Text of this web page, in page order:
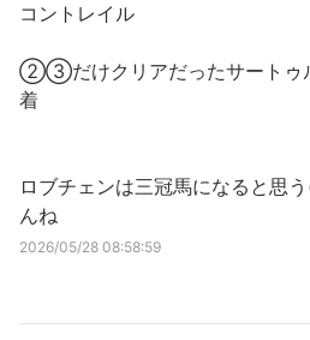
コントレイル
②③だけクリアだったサートゥ
着
ロブチェンは三冠馬になると思
んね
2026/05/28 08:58:59